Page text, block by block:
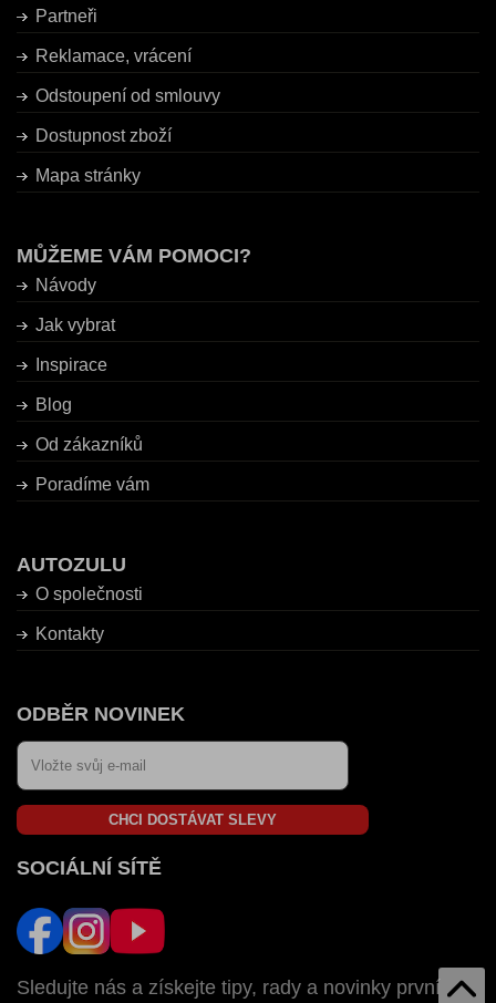
Partneři
Reklamace, vrácení
Odstoupení od smlouvy
Dostupnost zboží
Mapa stránky
MŮŽEME VÁM POMOCI?
Návody
Jak vybrat
Inspirace
Blog
Od zákazníků
Poradíme vám
AUTOZULU
O společnosti
Kontakty
ODBĚR NOVINEK
CHCI DOSTÁVAT SLEVY
SOCIÁLNÍ SÍTĚ
Sledujte nás a získejte tipy, rady a novinky první